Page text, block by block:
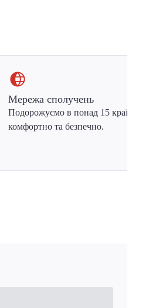
Мережа сполучень
Подорожуємо в понад 15 країн Європи
комфортно та безпечно.